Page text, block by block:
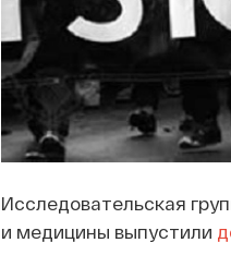
Исследовательская
и медицины выпустили